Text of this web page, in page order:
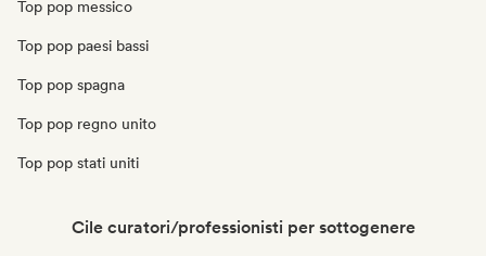
Top pop messico
Top pop paesi bassi
Top pop spagna
Top pop regno unito
Top pop stati uniti
Cile curatori/professionisti per sottogenere